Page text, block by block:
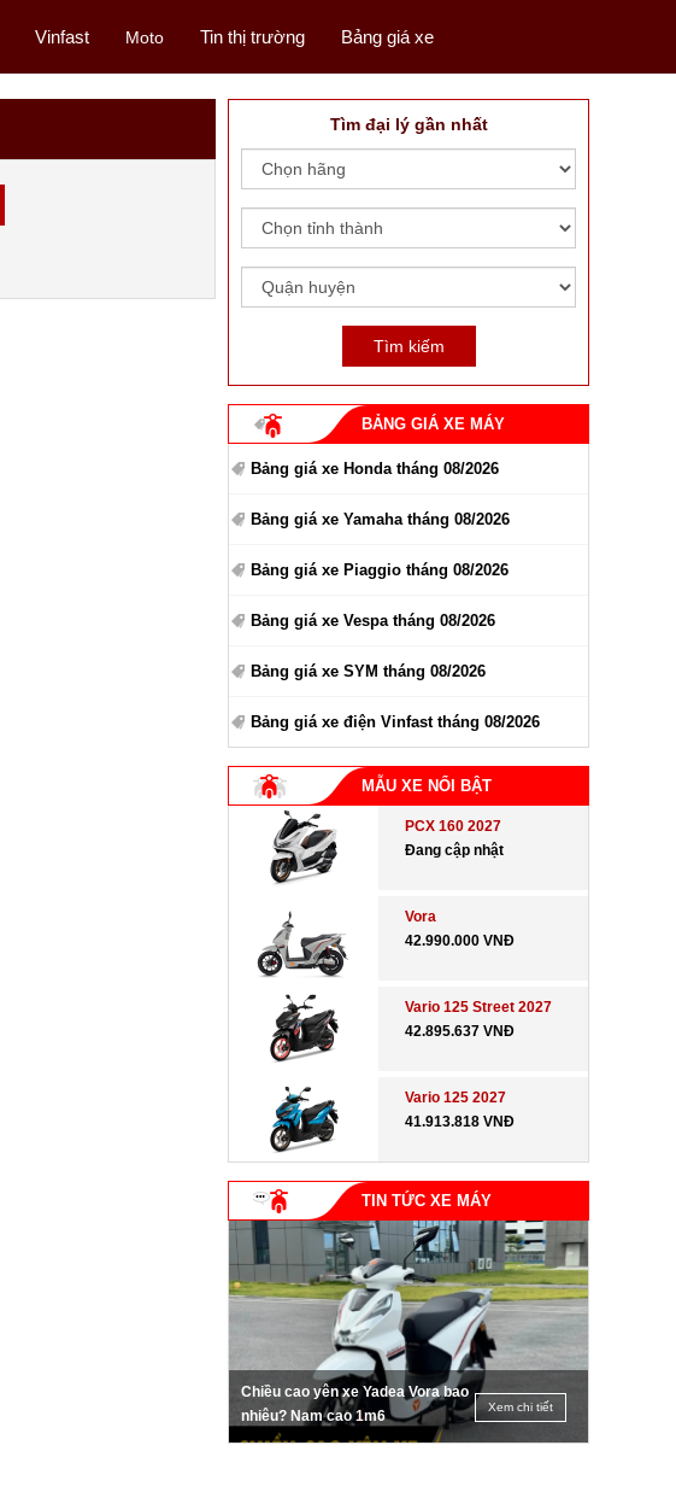
Vinfast Moto Tin thị trường Bảng giá xe
Tìm đại lý gần nhất
BẢNG GIÁ XE MÁY
Bảng giá xe Honda tháng 08/2026
Bảng giá xe Yamaha tháng 08/2026
Bảng giá xe Piaggio tháng 08/2026
Bảng giá xe Vespa tháng 08/2026
Bảng giá xe SYM tháng 08/2026
Bảng giá xe điện Vinfast tháng 08/2026
MẪU XE NỔI BẬT
PCX 160 2027
Đang cập nhật
Vora
42.990.000 VNĐ
Vario 125 Street 2027
42.895.637 VNĐ
Vario 125 2027
41.913.818 VNĐ
TIN TỨC XE MÁY
Chiều cao yên xe Yadea Vora bao
nhiêu? Nam cao 1m6
Xem chi tiết